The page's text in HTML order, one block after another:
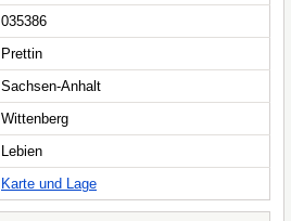
035386
Prettin
Sachsen-Anhalt
Wittenberg
Lebien
Karte und Lage